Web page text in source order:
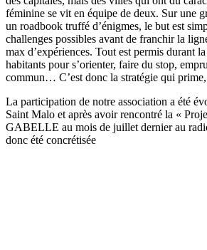
féminine se vit en équipe de deux. Sur une
un roadbook truffé d’énigmes, le but est
challenges possibles avant de franchir la
max d’expériences. Tout est permis durant
habitants pour s’orienter, faire du stop,
commun… C’est donc la stratégie qui
La participation de notre association a été
Saint Malo et après avoir rencontré la «
GABELLE au mois de juillet dernier au
donc été concrétisée